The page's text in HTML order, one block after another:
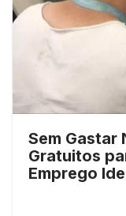
Sem Gastar
Gratuitos
Emprego